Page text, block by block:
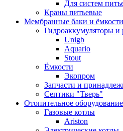
Для систем
Краны питьевые
Мембранные баки и ёмкости
Гидроаккумуляторы
Unigb
Aquario
Stout
Ёмкости
Экопром
Запчасти и
Септики "Тверь"
Отопительное оборудование
Газовые котлы
Ariston